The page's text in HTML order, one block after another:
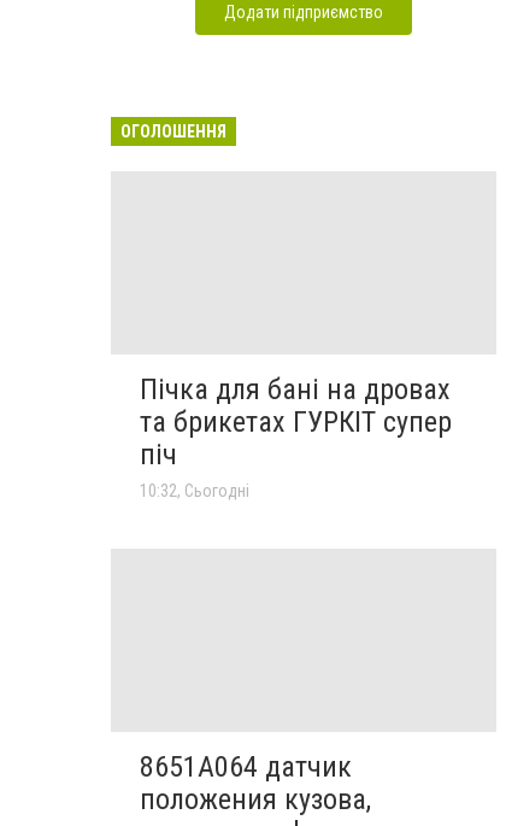
Додати підприємство
ОГОЛОШЕННЯ
Пічка для бані на дровах
та брикетах ГУРКІТ супер
піч
10:32, Сьогодні
8651A064 датчик
положения кузова,